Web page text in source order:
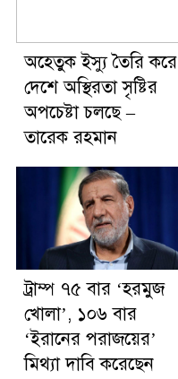
অহেতুক ইস্যু তৈরি করে
দেশে অস্থিরতা সৃষ্টির
অপচেষ্টা চলছে –
তারেক রহমান
ট্রাম্প ৭৫ বার ‘হরমুজ
খোলা’, ১০৬ বার
‘ইরানের পরাজয়ের’
মিথ্যা দাবি করেছেন